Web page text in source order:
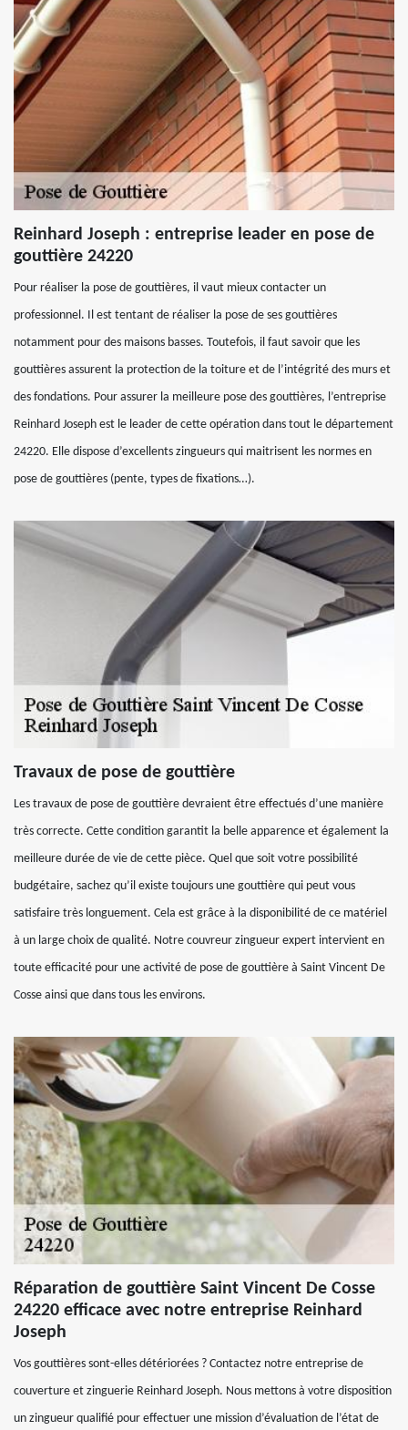
Reinhard Joseph : entreprise leader en pose de
gouttière 24220
Pour réaliser la pose de gouttières, il vaut mieux contacter un
professionnel. Il est tentant de réaliser la pose de ses gouttières
notamment pour des maisons basses. Toutefois, il faut savoir que les
gouttières assurent la protection de la toiture et de l’intégrité des murs et
des fondations. Pour assurer la meilleure pose des gouttières, l’entreprise
Reinhard Joseph est le leader de cette opération dans tout le département
24220. Elle dispose d’excellents zingueurs qui maitrisent les normes en
pose de gouttières (pente, types de fixations…).
Travaux de pose de gouttière
Les travaux de pose de gouttière devraient être effectués d’une manière
très correcte. Cette condition garantit la belle apparence et également la
meilleure durée de vie de cette pièce. Quel que soit votre possibilité
budgétaire, sachez qu’il existe toujours une gouttière qui peut vous
satisfaire très longuement. Cela est grâce à la disponibilité de ce matériel
à un large choix de qualité. Notre couvreur zingueur expert intervient en
toute efficacité pour une activité de pose de gouttière à Saint Vincent De
Cosse ainsi que dans tous les environs.
Réparation de gouttière Saint Vincent De Cosse
24220 efficace avec notre entreprise Reinhard
Joseph
Vos gouttières sont-elles détériorées ? Contactez notre entreprise de
couverture et zinguerie Reinhard Joseph. Nous mettons à votre disposition
un zingueur qualifié pour effectuer une mission d’évaluation de l’état de